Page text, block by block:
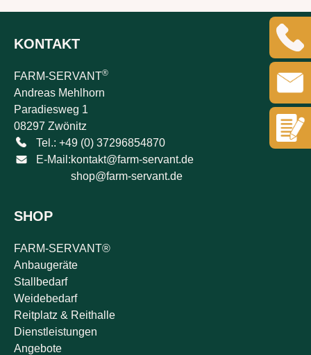
KONTAKT
FARM-SERVANT®
Andreas Mehlhorn
Paradiesweg 1
08297 Zwönitz
Tel.: +49 (0) 37296854870
E-Mail:kontakt@farm-servant.de
shop@farm-servant.de
SHOP
FARM-SERVANT®
Anbaugeräte
Stallbedarf
Weidebedarf
Reitplatz & Reithalle
Dienstleistungen
Angebote